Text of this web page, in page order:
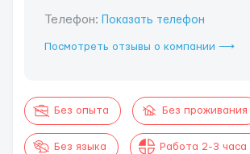
Телефон: Показать телефон
Посмотреть отзывы о компании ⟶
Без опыта Без проживания
Без языка Работа 2-3 часа